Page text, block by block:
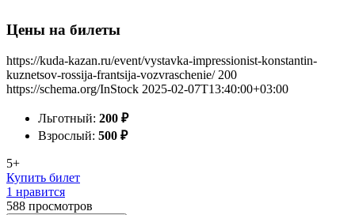
Цены на билеты
https://kuda-kazan.ru/event/vystavka-impressionist-konstantin-
kuznetsov-rossija-frantsija-vozvraschenie/ 200
https://schema.org/InStock 2025-02-07T13:40:00+03:00
Льготный: 200 ₽
Взрослый: 500 ₽
5+
Купить билет
1 нравится
588 просмотров